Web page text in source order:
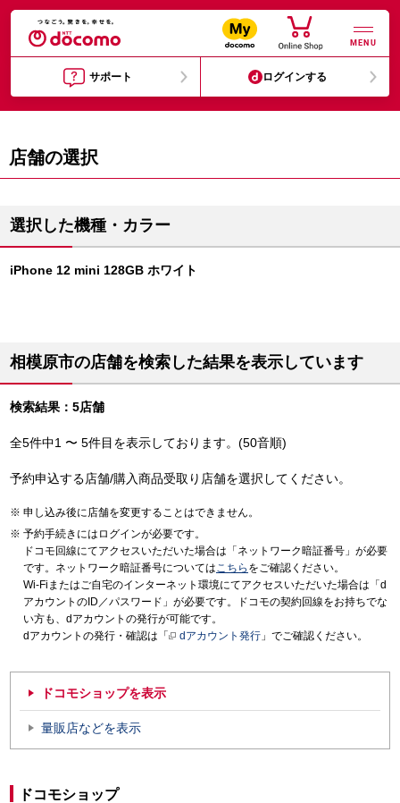
MENU
サポート ログインする
店舗の選択
選択した機種・カラー
iPhone 12 mini 128GB ホワイト
相模原市の店舗を検索した結果を表示しています
検索結果：5店舗
全5件中1 〜 5件目を表示しております。(50音順)
予約申込する店舗/購入商品受取り店舗を選択してください。
申し込み後に店舗を変更することはできません。
予約手続きにはログインが必要です。
ドコモ回線にてアクセスいただいた場合は「ネットワーク暗証番号」が必要
です。ネットワーク暗証番号についてはこちら をご確認ください。
Wi-Fiまたはご自宅のインターネット環境にてアクセスいただいた場合は「d
アカウントのID／パスワード」が必要です。ドコモの契約回線をお持ちでな
い方も、dアカウントの発行が可能です。
dアカウントの発行・確認は「
dアカウント発行 」でご確認ください。
ドコモショップを表示
量販店などを表示
ドコモショップ